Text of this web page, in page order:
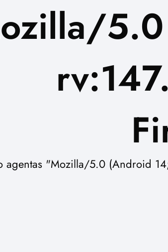
agentas "Mozilla/5.0 (Android